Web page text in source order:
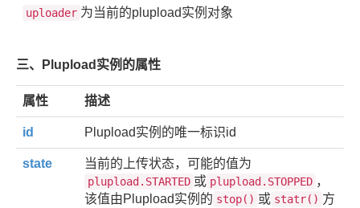
uploader 为当前的plupload实例对象
三、Plupload实例的属性
属性 描述
id Plupload实例的唯一标识id
state 当前的上传状态，可能的值为
plupload.STARTED 或 plupload.STOPPED ，
该值由Plupload实例的 stop() 或 statr() 方